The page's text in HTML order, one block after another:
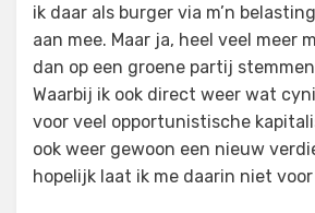
ik daar als burger via m’n
aan mee. Maar ja, heel veel meer
dan op een groene partij
Waarbij ik ook direct weer wat
voor veel opportunistische
ook weer gewoon een nieuw
hopelijk laat ik me daarin niet